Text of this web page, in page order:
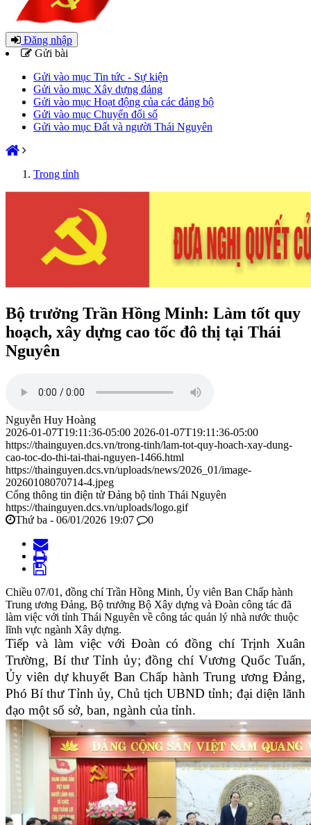
Đăng nhập
Gửi bài
Gửi vào mục Tin tức - Sự kiện
Gửi vào mục Xây dựng đảng
Gửi vào mục Hoạt động của các đảng bộ
Gửi vào mục Chuyển đổi số
Gửi vào mục Đất và người Thái Nguyên
Trong tỉnh
Bộ trưởng Trần Hồng Minh: Làm tốt quy
hoạch, xây dựng cao tốc đô thị tại Thái
Nguyên
Nguyễn Huy Hoàng
2026-01-07T19:11:36-05:00 2026-01-07T19:11:36-05:00
https://thainguyen.dcs.vn/trong-tinh/lam-tot-quy-hoach-xay-dung-
cao-toc-do-thi-tai-thai-nguyen-1466.html
https://thainguyen.dcs.vn/uploads/news/2026_01/image-
20260108070714-4.jpeg
Cổng thông tin điện tử Đảng bộ tỉnh Thái Nguyên
https://thainguyen.dcs.vn/uploads/logo.gif
Thứ ba - 06/01/2026 19:07
0
Chiều 07/01, đồng chí Trần Hồng Minh, Ủy viên Ban Chấp hành
Trung ương Đảng, Bộ trưởng Bộ Xây dựng và Đoàn công tác đã
làm việc với tỉnh Thái Nguyên về công tác quản lý nhà nước thuộc
lĩnh vực ngành Xây dựng.
Tiếp và làm việc với Đoàn có đồng chí Trịnh Xuân
Trường, Bí thư Tỉnh ủy; đồng chí Vương Quốc Tuấn,
Ủy viên dự khuyết Ban Chấp hành Trung ương Đảng,
Phó Bí thư Tỉnh ủy, Chủ tịch UBND tỉnh; đại diện lãnh
đạo một số sở, ban, ngành của tỉnh.